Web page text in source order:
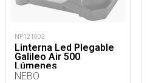
NP121002
Linterna Led Plegable
Galileo Air 500
Lúmenes
NEBO